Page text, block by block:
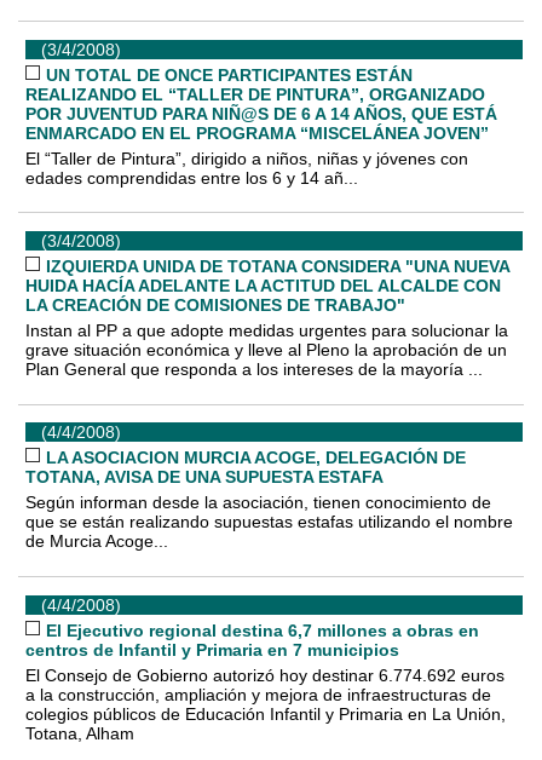
(3/4/2008)
UN TOTAL DE ONCE PARTICIPANTES ESTÁN
REALIZANDO EL “TALLER DE PINTURA”, ORGANIZADO
POR JUVENTUD PARA NIÑ@S DE 6 A 14 AÑOS, QUE ESTÁ
ENMARCADO EN EL PROGRAMA “MISCELÁNEA JOVEN”
El “Taller de Pintura”, dirigido a niños, niñas y jóvenes con
edades comprendidas entre los 6 y 14 añ...
(3/4/2008)
IZQUIERDA UNIDA DE TOTANA CONSIDERA "UNA NUEVA
HUIDA HACÍA ADELANTE LA ACTITUD DEL ALCALDE CON
LA CREACIÓN DE COMISIONES DE TRABAJO"
Instan al PP a que adopte medidas urgentes para solucionar la
grave situación económica y lleve al Pleno la aprobación de un
Plan General que responda a los intereses de la mayoría ...
(4/4/2008)
LA ASOCIACION MURCIA ACOGE, DELEGACIÓN DE
TOTANA, AVISA DE UNA SUPUESTA ESTAFA
Según informan desde la asociación, tienen conocimiento de
que se están realizando supuestas estafas utilizando el nombre
de Murcia Acoge...
(4/4/2008)
El Ejecutivo regional destina 6,7 millones a obras en
centros de Infantil y Primaria en 7 municipios
El Consejo de Gobierno autorizó hoy destinar 6.774.692 euros
a la construcción, ampliación y mejora de infraestructuras de
colegios públicos de Educación Infantil y Primaria en La Unión,
Totana, Alham